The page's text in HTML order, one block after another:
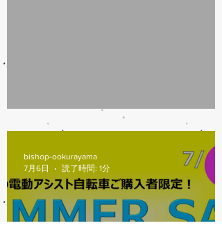
7/31営業時間変更
bishop-ookurayama
7月6日
読了時間: 1分